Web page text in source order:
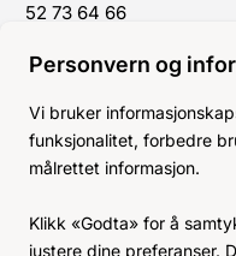
Personvern og
Vi bruker
funksjonalitet, forbedre
målrettet informasjon.
Klikk «Godta» for å
justere dine preferanser.
52 73 64 66
ÅPNINGSTIDER
Man-Fre:07–15
Lør-Søn: Stengt
Helligdager:Stengt
KJØPSVILKÅR